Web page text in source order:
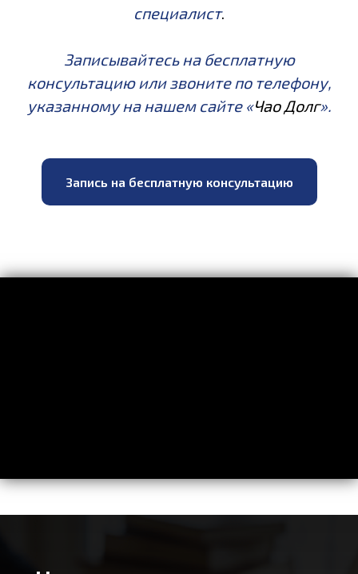
специалист.
Записывайтесь на бесплатную
консультацию или звоните по телефону,
указанному на нашем сайте «Чао Долг».
Запись на бесплатную консультацию